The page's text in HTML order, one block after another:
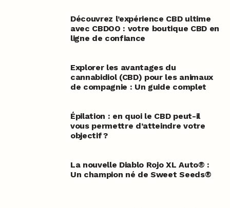
Découvrez l’expérience CBD ultime
avec CBDOO : votre boutique CBD en
ligne de confiance
Explorer les avantages du
cannabidiol (CBD) pour les animaux
de compagnie : Un guide complet
Épilation : en quoi le CBD peut-il
vous permettre d’atteindre votre
objectif ?
La nouvelle Diablo Rojo XL Auto® :
Un champion né de Sweet Seeds®